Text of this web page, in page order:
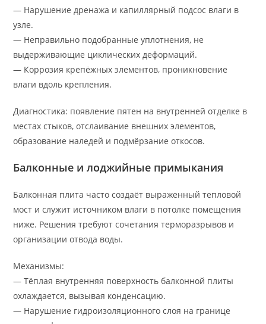
— Нарушение дренажа и капиллярный подсос влаги в
узле.
— Неправильно подобранные уплотнения, не
выдерживающие циклических деформаций.
— Коррозия крепёжных элементов, проникновение
влаги вдоль крепления.
Диагностика: появление пятен на внутренней отделке в
местах стыков, отслаивание внешних элементов,
образование наледей и подмёрзание откосов.
Балконные и лоджийные примыкания
Балконная плита часто создаёт выраженный тепловой
мост и служит источником влаги в потолке помещения
ниже. Решения требуют сочетания терморазрывов и
организации отвода воды.
Механизмы:
— Тёплая внутренняя поверхность балконной плиты
охлаждается, вызывая конденсацию.
— Нарушение гидроизоляционного слоя на границе